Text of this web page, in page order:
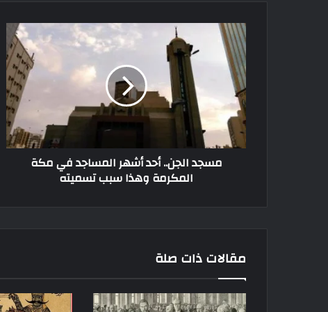
مسجد الجن.. أحد أشهر المساجد في مكة
المكرمة وهذا سبب تسميته
مقالات ذات صلة